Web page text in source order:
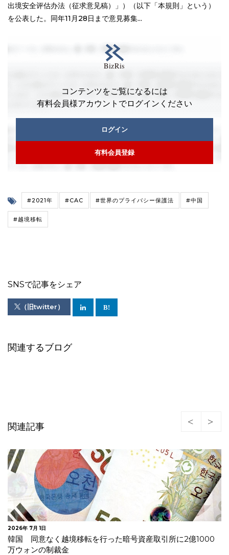
出境安全评估办法（征求意见稿）」）（以下「本規則」という）
を公表した。同年11月28日まで意見募集...
コンテンツをご覧になるには
有料会員様アカウントでログインください
ログイン
有料会員登録
#2021年 #CAC #世界のプライバシー保護法 #中国
#越境移転
SNSで記事をシェア
（旧twitter）
関連するブログ
関連記事
2026年 7月 1日
韓国 同意なく越境移転を行った暗号資産取引所に2億1000
万ウォンの制裁金